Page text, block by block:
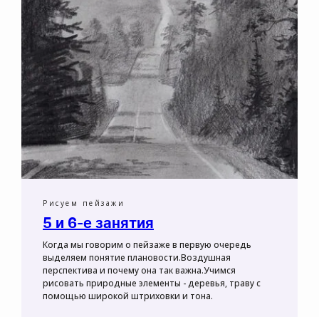
Рисуем пейзажи
5 и 6-е занятия
Когда мы говорим о пейзаже в первую очередь
выделяем понятие плановости.Воздушная
перспектива и почему она так важна.Учимся
рисовать природные элементы - деревья, траву с
помощью широкой штриховки и тона.